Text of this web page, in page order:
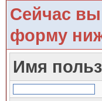
Сейчас вы
форму
Имя